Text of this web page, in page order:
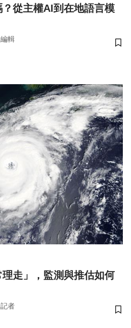
從主權AI到在地語言模
輯
儲
走」，監測與推估如何
者
儲